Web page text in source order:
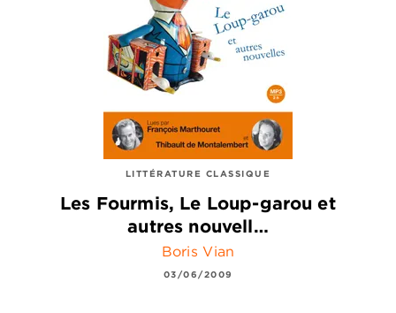
LITTÉRATURE CLASSIQUE
Les Fourmis, Le Loup-garou et
autres nouvell…
Boris Vian
03/06/2009